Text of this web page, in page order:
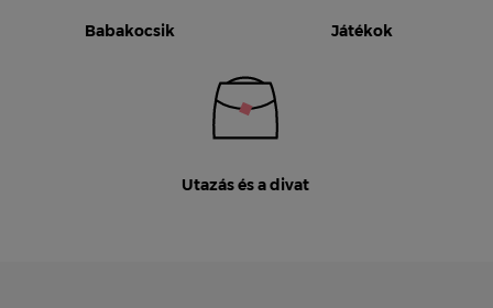
Babakocsik Játékok
Utazás és a divat